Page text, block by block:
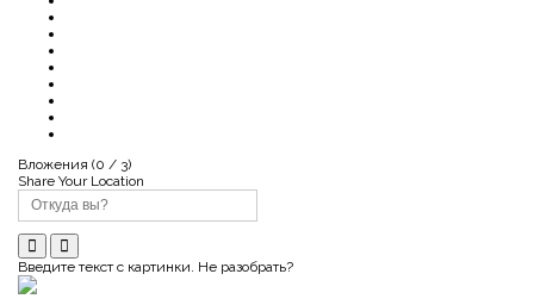
Вложения (0 / 3)
Share Your Location
Введите текст с картинки. Не разобрать?